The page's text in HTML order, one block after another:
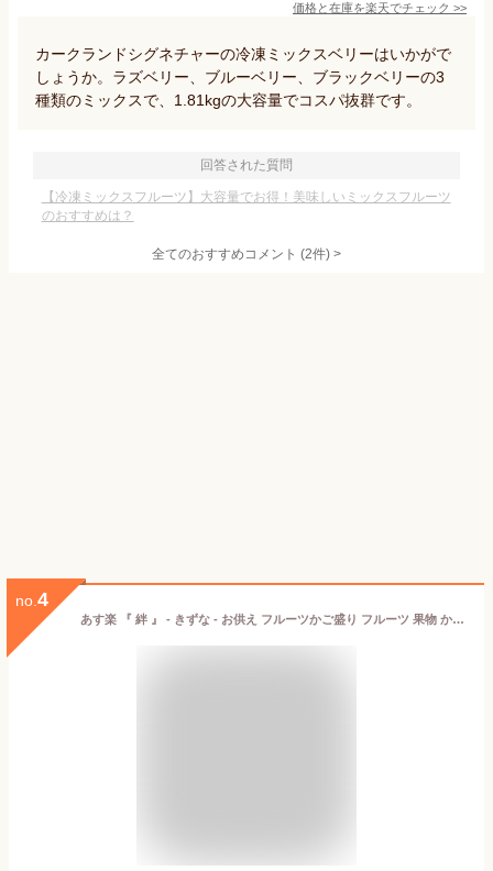
価格と在庫を楽天でチェック >>
カークランドシグネチャーの冷凍ミックスベリーはいかがで
しょうか。ラズベリー、ブルーベリー、ブラックベリーの3
種類のミックスで、1.81kgの大容量でコスパ抜群です。
回答された質問
【冷凍ミックスフルーツ】大容量でお得！美味しいミックスフルーツ
のおすすめは？
全てのおすすめコメント (2件) >
no. 4
あす楽 『 絆 』 - きずな - お供え フルーツかご盛り フルーツ 果物 かご盛り 供物 志 御供 粗供養 御仏前 御佛前 御霊前 仏事 葬儀 お悔み 四十九日 喪中見舞 法事 法要 初盆 新盆 新盆見舞 年忌法要 一年忌 三回忌 七回忌 十三回忌 十七回忌